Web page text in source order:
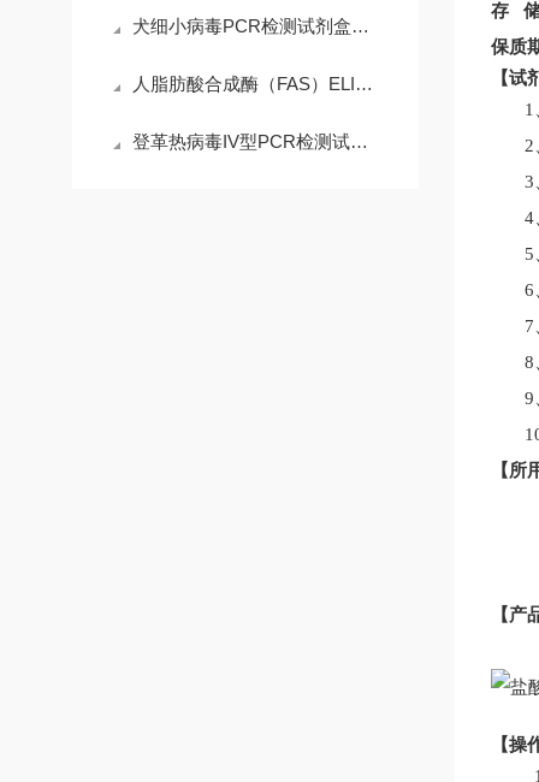
犬细小病毒PCR检测试剂盒说明书
人脂肪酸合成酶（FAS）ELISA试剂盒说明书
登革热病毒IV型PCR检测试剂盒说明书
存
保质
【试
3
4
6
8
9
【所
【产
【操